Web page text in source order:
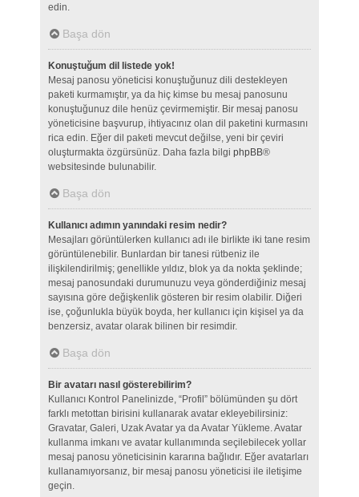
edin.
Başa dön
Konuştuğum dil listede yok!
Mesaj panosu yöneticisi konuştuğunuz dili destekleyen
paketi kurmamıştır, ya da hiç kimse bu mesaj panosunu
konuştuğunuz dile henüz çevirmemiştir. Bir mesaj panosu
yöneticisine başvurup, ihtiyacınız olan dil paketini kurmasını
rica edin. Eğer dil paketi mevcut değilse, yeni bir çeviri
oluşturmakta özgürsünüz. Daha fazla bilgi phpBB®
websitesinde bulunabilir.
Başa dön
Kullanıcı adımın yanındaki resim nedir?
Mesajları görüntülerken kullanıcı adı ile birlikte iki tane resim
görüntülenebilir. Bunlardan bir tanesi rütbeniz ile
ilişkilendirilmiş; genellikle yıldız, blok ya da nokta şeklinde;
mesaj panosundaki durumunuzu veya gönderdiğiniz mesaj
sayısına göre değişkenlik gösteren bir resim olabilir. Diğeri
ise, çoğunlukla büyük boyda, her kullanıcı için kişisel ya da
benzersiz, avatar olarak bilinen bir resimdir.
Başa dön
Bir avatarı nasıl gösterebilirim?
Kullanıcı Kontrol Panelinizde, “Profil” bölümünden şu dört
farklı metottan birisini kullanarak avatar ekleyebilirsiniz:
Gravatar, Galeri, Uzak Avatar ya da Avatar Yükleme. Avatar
kullanma imkanı ve avatar kullanımında seçilebilecek yollar
mesaj panosu yöneticisinin kararına bağlıdır. Eğer avatarları
kullanamıyorsanız, bir mesaj panosu yöneticisi ile iletişime
geçin.